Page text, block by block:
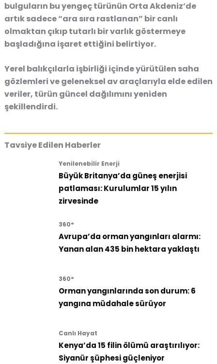
bulguların bu yengeç türünün Orta Akdeniz’de
artık sadece “ara sıra rastlanan” bir canlı
olmaktan çıkıp tutarlı bir varlık göstermeye
başladığına işaret ettiğini belirtiyor.
Yerel balıkçılarla işbirliği içinde yürütülen saha
gözlemleri ve geleneksel av araçlarıyla elde edilen
veriler, türün güncel dağılımını yeniden
şekillendirdi.
Tavsiye Edilen Haberler
Yenilenebilir Enerji
Büyük Britanya’da güneş enerjisi
patlaması: Kurulumlar 15 yılın
zirvesinde
360°
Avrupa’da orman yangınları alarmı:
Yanan alan 435 bin hektara yaklaştı
360°
Orman yangınlarında son durum: 6
yangına müdahale sürüyor
Canlı Hayat
Kenya’da 15 filin ölümü araştırılıyor:
Siyanür şüphesi güçleniyor